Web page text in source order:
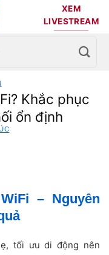
XEM
LIVESTREAM
Khắc phục
ổn định
– Nguyên
tối ưu di động nên